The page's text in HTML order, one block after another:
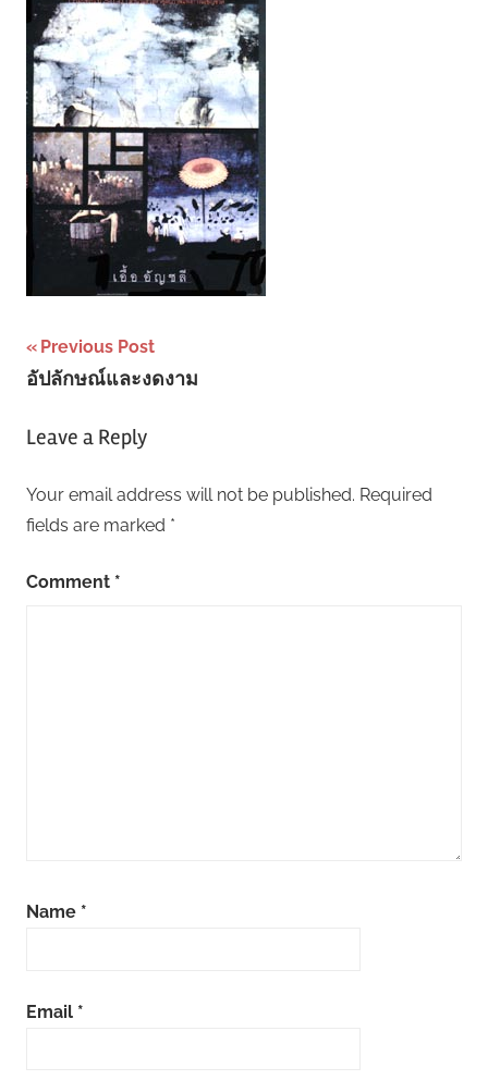
Post
navigation
Previous Post
อัปลักษณ์และงดงาม
Leave a Reply
Your email address will not be published. Required
fields are marked *
Comment *
Name *
Email *